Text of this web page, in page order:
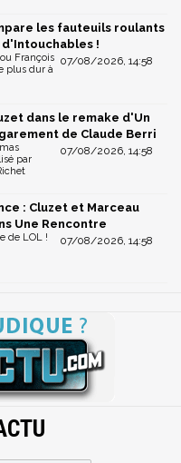
les fauteuils roulants
d'Intouchables !
07/08/2026, 14:58
François
plus dur à
dans le remake d'Un
de Claude Berri
07/08/2026, 14:58
par
: Cluzet et Marceau
Une Rencontre
07/08/2026, 14:58
de LOL !